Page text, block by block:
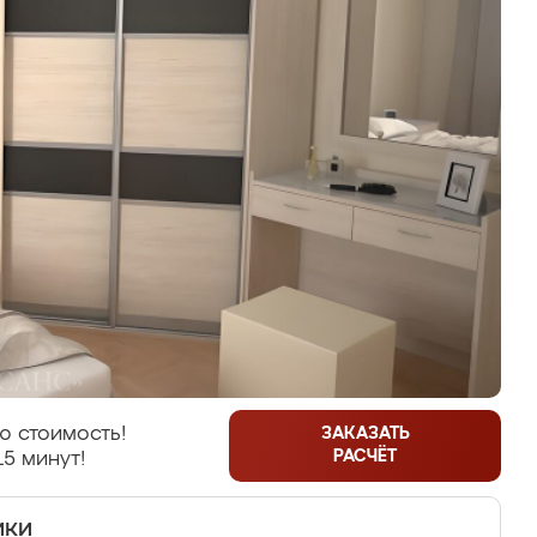
стоимость!
минут!
ЗАКАЗАТЬ
РАСЧЁТ